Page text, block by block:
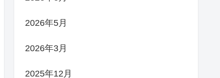
2026年5月
2026年3月
2025年12月